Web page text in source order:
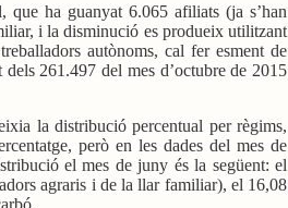
que ha guanyat 6.065 afiliats (ja s’han
i la disminució es produeix utilitzant
autònoms, cal fer esment de
261.497 del mes d’octubre de 2015
la distribució percentual per règims,
però en les dades del mes de
el mes de juny és la següent: el
agraris i de la llar familiar), el 16,08